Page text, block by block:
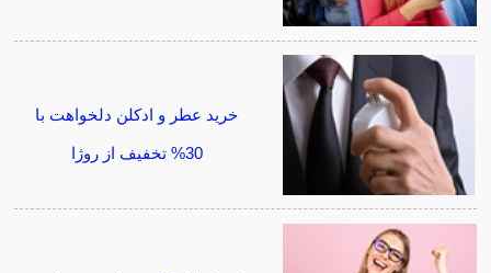
خرید عطر و ادکلن دلخواهت با
30% تخفیف از روژا